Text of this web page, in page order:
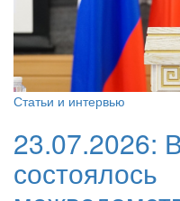
Статьи и интервью
23.07.2026:
состоялось